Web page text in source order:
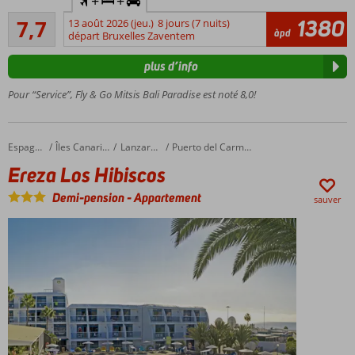
location
incluse
À
mètres
de la
Le centre
de Bali
est à
environ 1
kilomètre
Restaurant
buffet
récemment
rénové
7,7
Bon
61
commentaires
13 août 2026 (jeu.) 8 jours (7 nuits)
départ Bruxelles Zaventem
àpd 1380
Pour “Service”, Fly & Go Mitsis Bali Paradise est noté 8,0!
plus d’info
Accueil Espagne Îles Canaries Lanzarote Puerto del Carmen
Ereza Los Hibiscos
Ereza Los Hibiscos
Demi-pension-Appartement sauver